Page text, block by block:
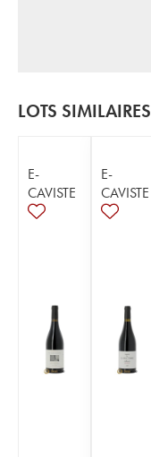
LOTS SIMILAIRES
E-
CAVISTE
E-
CAVISTE